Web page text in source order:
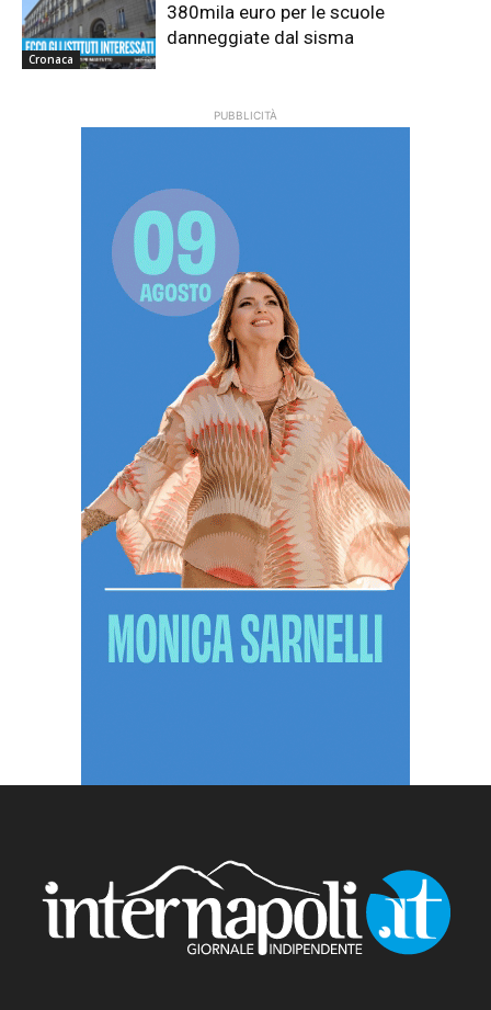
Cronaca
380mila euro per le scuole
danneggiate dal sisma
PUBBLICITÀ